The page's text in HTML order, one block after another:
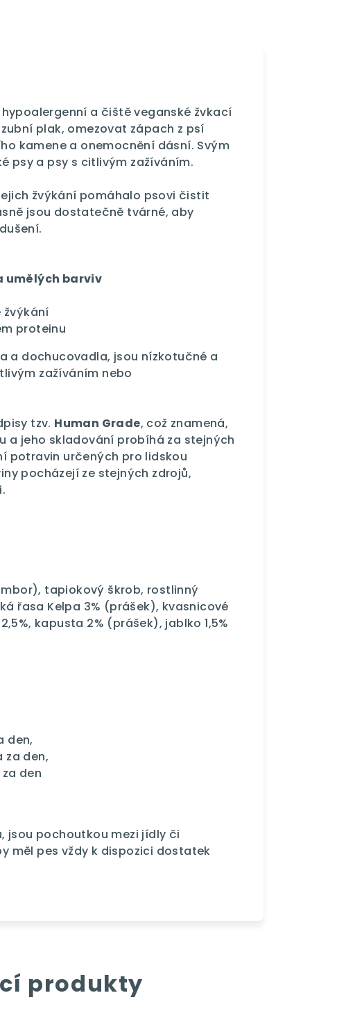
a čiště veganské žvkací
plak, omezovat zápach z psí
kamene a onemocnění dásní. Svým
psy a psy s citlivým zažíváním.
žvýkání pomáhalo psovi čistit
jsou dostatečně tvárné, aby
umělých barviv
žvýkání
proteinu
a dochucovadla, jsou nízkotučné a
zažíváním nebo
tzv. Human Grade, což znamená,
a jeho skladování probíhá za stejných
potravin určených pro lidskou
pocházejí ze stejných zdrojů,
tapiokový škrob, rostlinný
řasa Kelpa 3% (prášek), kvasnicové
kapusta 2% (prášek), jablko 1,5%
den,
za den,
den
jsou pochoutkou mezi jídly či
měl pes vždy k dispozici dostatek
produkty